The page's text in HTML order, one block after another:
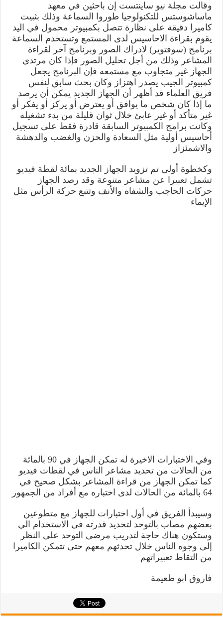
وقالت مجلة نيو ساينتست إن باحثين في معهد
ماساشوستس للتكنولوجيا طوروا السماعة وذلك بثبيت
كاميرا دقيقة على نظارة تتصل بكمبيوتر محمول في اليد
يقوم بقراءة الاحاسيس لدى المستمع وتستخدم السماعة
برنامج (سوفتوير) لادراك الصور وبرنامج آخر لقراءة
المشاعر وذلك من أجل تحليل الصور فإذا كان مرتدي
الجهاز غير متجاوب مع مستمعه فإن البرنامج يجعل
كمبيوتر الجيب يصدر اهتزاز وكان بحث سابق لنفس
فريق العلماء قد أظهر أن الجهاز الجديد يمكن أن يرصد
ما إذا كان شخص ما يوافق أو يعترض أو يركز أو يفكر أو
غير متأكد أو غير عابئ خلال ثوان قليلة من بدء تشغيله
وكانت برامج الكمبيوتر السابقة قادرة فقط على تسجيل
أحاسيس أولية مثل السعادة والحزن والغضب والدهشة
والاشمئزاز
وكخطوة أولى تم تزويد الجهاز الجديد بمائة لقطة فيديو
تشمل تعبيرا عن مشاعر متنوعة وقد رصد الجهاز
حركات الحاجب والشفاه والأنف وتتبع حركة الرأس مثل
الإيماء
وفي الاختبارات الاخيرة له تمكن الجهاز في 90 بالمائة
من الحالات من تحديد مشاعر الناس في لقطات فيديو
كما تمكن الجهاز من قراءة المشاعر بشكل صحيح في
64 بالمائة من الحالات لدى اختباره مع أفراد من الجمهور
وسيبدأ الفريق في أول اختبارات للجهاز مع متطوعين
بعضهم مصاب بالتوحد لتحديد قدرته في الاستخدام الي
وستكون هناك حاجة لتدريب مرضى التوحد على النظر
إلى وجوه الناس خلال تحدثهم معهم حتى تتمكن الكاميرا
من التقاط تعبيراتهم
فاروق ابو طعيمة